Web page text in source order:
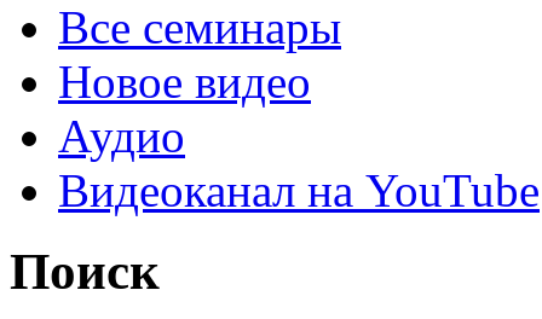
Все семинары
Новое видео
Аудио
Видеоканал на YouTube
Поиск